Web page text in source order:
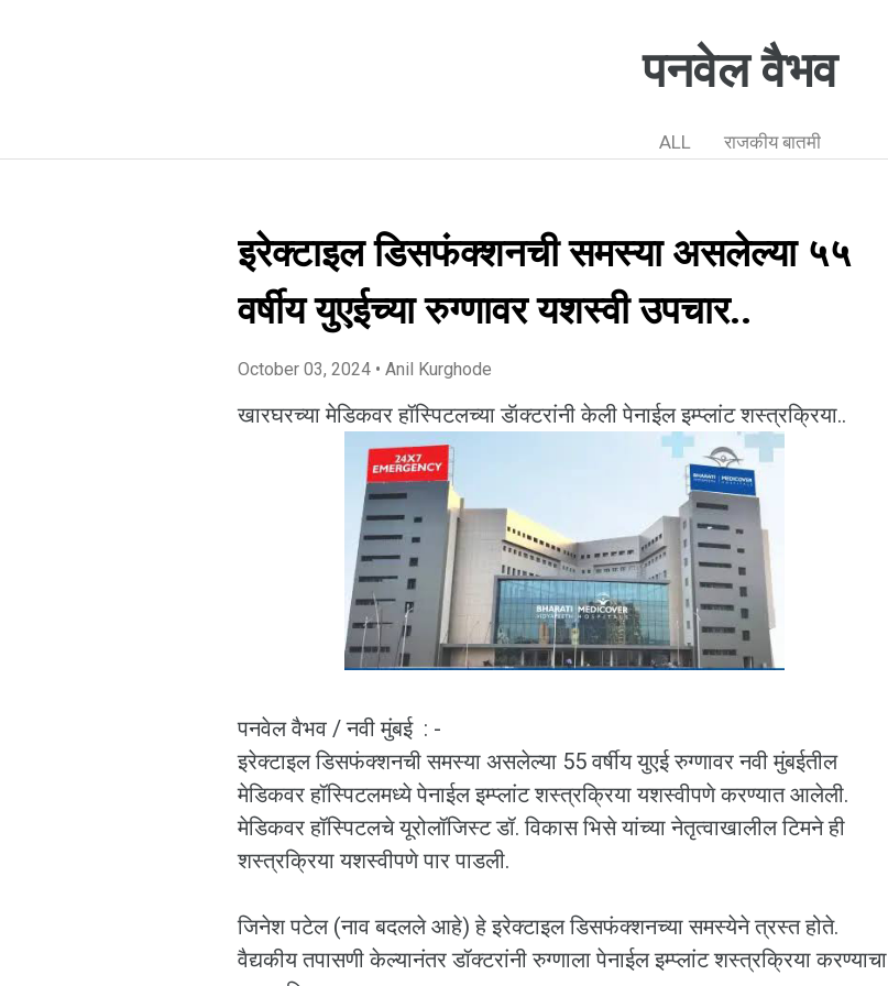
पनवेल वैभव
ALL राजकीय बातमी
इरेक्टाइल डिसफंक्शनची समस्या असलेल्या ५५
वर्षीय युएईच्या रुग्णावर यशस्वी उपचार..
October 03, 2024 • Anil Kurghode
खारघरच्या मेडिकवर हॉस्पिटलच्या डॅाक्टरांनी केली पेनाईल इम्प्लांट शस्त्रक्रिया..
पनवेल वैभव / नवी मुंबई : -
इरेक्टाइल डिसफंक्शनची समस्या असलेल्या 55 वर्षीय युएई रुग्णावर नवी मुंबईतील
मेडिकवर हॉस्पिटलमध्ये पेनाईल इम्प्लांट शस्त्रक्रिया यशस्वीपणे करण्यात आलेली.
मेडिकवर हॉस्पिटलचे यूरोलॉजिस्ट डॉ. विकास भिसे यांच्या नेतृत्वाखालील टिमने ही
शस्त्रक्रिया यशस्वीपणे पार पाडली.
जिनेश पटेल (नाव बदलले आहे) हे इरेक्टाइल डिसफंक्शनच्या समस्येने त्रस्त होते.
वैद्यकीय तपासणी केल्यानंतर डॉक्टरांनी रुग्णाला पेनाईल इम्प्लांट शस्त्रक्रिया करण्याचा